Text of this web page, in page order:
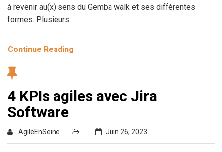
à revenir au(x) sens du Gemba walk et ses différentes
formes. Plusieurs
Continue Reading
4 KPIs agiles avec Jira
Software
AgileEnSeine Juin 26, 2023